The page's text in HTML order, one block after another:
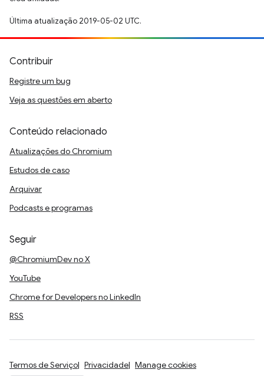
Última atualização 2019-05-02 UTC.
Contribuir
Registre um bug
Veja as questões em aberto
Conteúdo relacionado
Atualizações do Chromium
Estudos de caso
Arquivar
Podcasts e programas
Seguir
@ChromiumDev no X
YouTube
Chrome for Developers no LinkedIn
RSS
Termos de Serviço Privacidade Manage cookies